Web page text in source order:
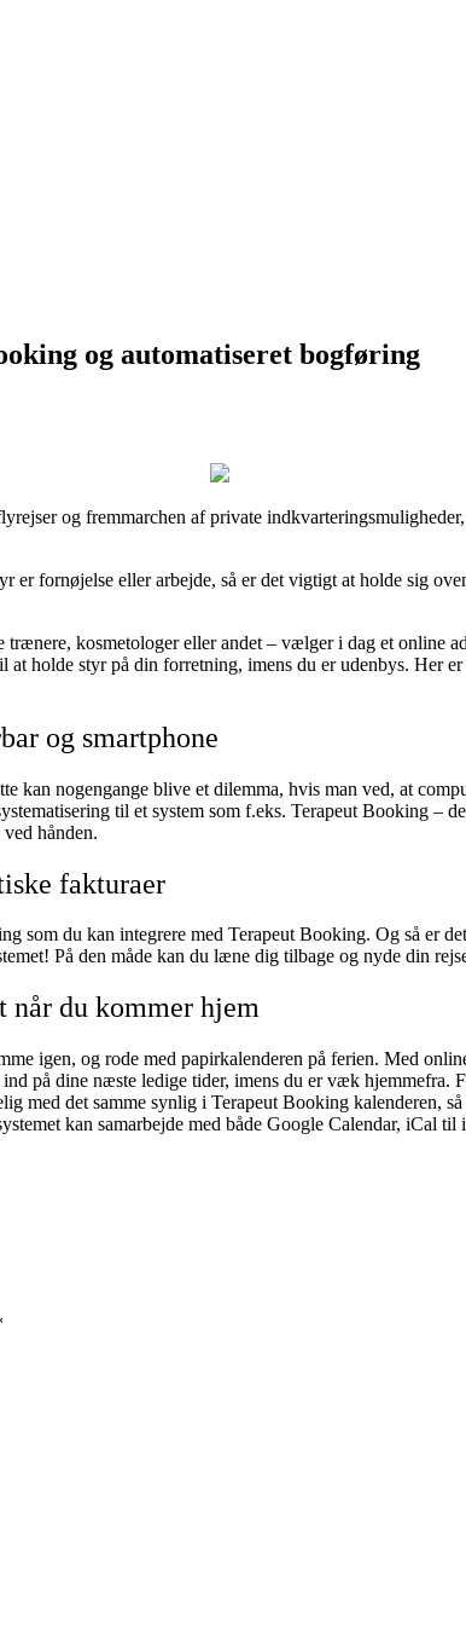
og automatiseret bogføring
og fremmarchen af private
fornøjelse eller arbejde, så er det vigtigt at holde sig
kosmetologer eller andet – vælger i dag et online
holde styr på din forretning, imens du er udenbys. Her
og smartphone
kan nogengange blive et dilemma, hvis man ved, at
til et system som f.eks. Terapeut Booking –
hånden.
fakturaer
som du kan integrere med Terapeut Booking. Og så er
På den måde kan du læne dig tilbage og nyde din
når du kommer hjem
igen, og rode med papirkalenderen på ferien. Med
på dine næste ledige tider, imens du er væk hjemmefra.
med det samme synlig i Terapeut Booking kalenderen,
kan samarbejde med både Google Calendar, iCal